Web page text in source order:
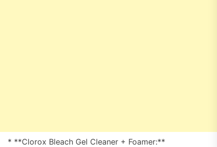
* **Clorox Bleach Gel Cleaner + Foamer:**